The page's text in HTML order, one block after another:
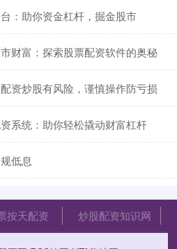
：助你资金杠杆，掘金股市
财富：探索股票配资软件的奥秘
资炒股有风险，谨慎操作防亏损
系统：助你轻松撬动财富杠杆
低息
按天配资 炒股配资知识网